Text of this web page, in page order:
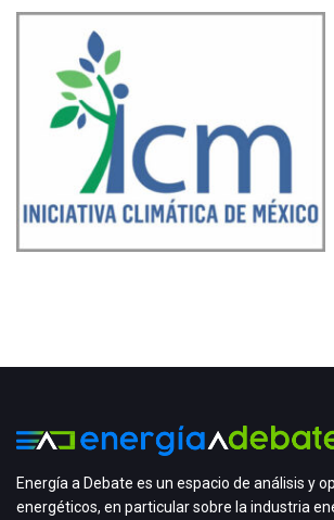
Energía a Debate es un espacio de análisis y
energéticos, en particular sobre la industria